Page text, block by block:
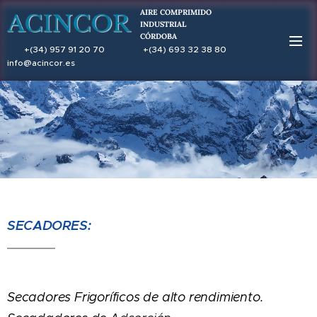
AIRE COMPRIMIDO
INDUSTRIAL
CÓRDOBA
REIA: 14031204
+(34) 957 91 20 70 +(34) 693 32 38 80
info@acincor.es
.
SECADORES:
Secadores Frigoríficos de alto rendimiento.